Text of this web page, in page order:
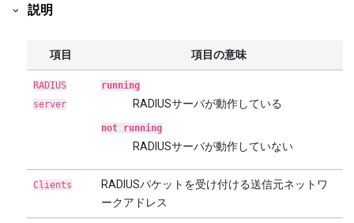
説明
項目 項目の意味
RADIUS
server
running
RADIUSサーバが動作している
not running
RADIUSサーバが動作していない
Clients
RADIUSパケットを受け付ける送信元ネットワ
ークアドレス